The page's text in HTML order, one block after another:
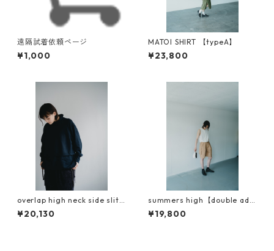
遠隔試着依頼ページ
¥1,000
MATOI SHIRT 【typeA】
¥23,800
overlap high neck side slit
pullover（beetle)
¥20,130
summers high【double adju
st half cargo pants】
¥19,800